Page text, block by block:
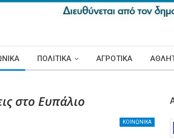
ΠΟΛΙΤΙΚΑ ΑΓΡΟΤΙΚΑ
στο Ευπάλιο
ΚΟΙΝΩΝΙΚΑ